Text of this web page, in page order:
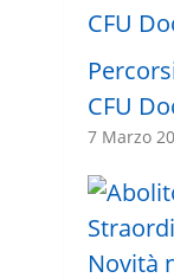
CFU
7 Marzo